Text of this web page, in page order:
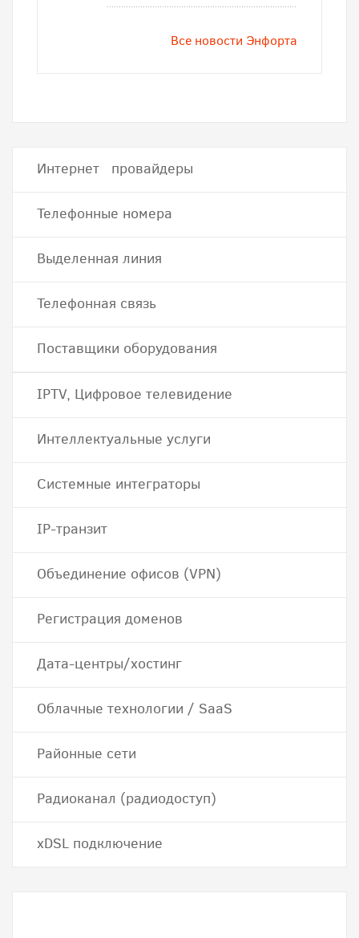
Все новости Энфорта
Интернет провайдеры
Телефонные номера
Выделенная линия
Телефонная связь
Поставщики оборудования
IPTV, Цифровое телевидение
Интеллектуальные услуги
Системные интеграторы
IP-транзит
Объединение офисов (VPN)
Регистрация доменов
Дата-центры/хостинг
Облачные технологии / SaaS
Районные сети
Радиоканал (радиодоступ)
хDSL подключение